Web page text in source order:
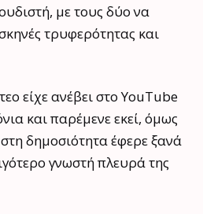
με τους δύο να
τρυφερότητας και
είχε ανέβει στο YouTube
και παρέμενε εκεί, όμως
δημοσιότητα έφερε ξανά
γνωστή πλευρά της